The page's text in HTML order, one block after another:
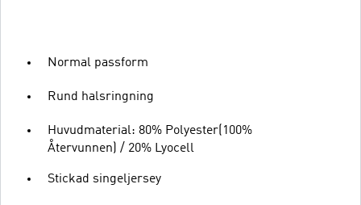
Normal passform
Rund halsringning
Huvudmaterial: 80% Polyester(100%
Återvunnen) / 20% Lyocell
Stickad singeljersey